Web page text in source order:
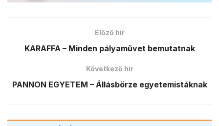
Előző hír
KARAFFA – Minden pályaművet bemutatnak
Következő hír
PANNON EGYETEM – Állásbörze egyetemistáknak